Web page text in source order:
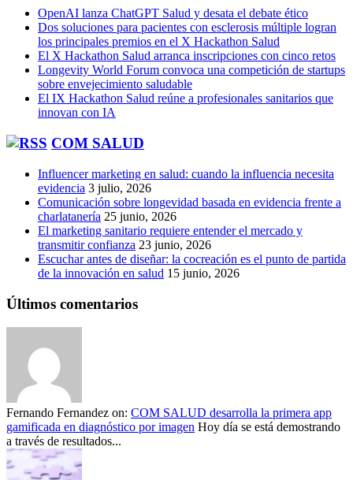
OpenAI lanza ChatGPT Salud y desata el debate ético
Dos soluciones para pacientes con esclerosis múltiple logran
los principales premios en el X Hackathon Salud
El X Hackathon Salud arranca inscripciones con cinco retos
Longevity World Forum convoca una competición de startups
sobre envejecimiento saludable
El IX Hackathon Salud reúne a profesionales sanitarios que
innovan con IA
COM SALUD
Influencer marketing en salud: cuando la influencia necesita
evidencia 3 julio, 2026
Comunicación sobre longevidad basada en evidencia frente a
charlatanería 25 junio, 2026
El marketing sanitario requiere entender el mercado y
transmitir confianza 23 junio, 2026
Escuchar antes de diseñar: la cocreación es el punto de partida
de la innovación en salud 15 junio, 2026
Últimos comentarios
Fernando Fernandez on: COM SALUD desarrolla la primera app
gamificada en diagnóstico por imagen Hoy día se está demostrando
a través de resultados...